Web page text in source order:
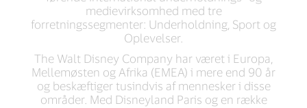
medievirksomhed med tre
forretningssegmenter: Underholdning, Sport og
Oplevelser.
The Walt Disney Company har været i Europa,
Mellemøsten og Afrika (EMEA) i mere end 90 år
og beskæftiger tusindvis af mennesker i disse
områder. Med Disneyland Paris og en række